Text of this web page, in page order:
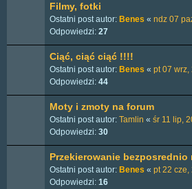
Filmy, fotki
Ostatni post autor: Benes « ndz 07
Odpowiedzi: 27
Ciąć, ciąć ciąć !!!!
Ostatni post autor: Benes « pt 07 wrz,
Odpowiedzi: 44
Moty i zmoty na forum
Ostatni post autor: Tamlin « śr 11 lip,
Odpowiedzi: 30
Przekierowanie bezposrednio
Ostatni post autor: Benes « pt 22 cze,
Odpowiedzi: 16